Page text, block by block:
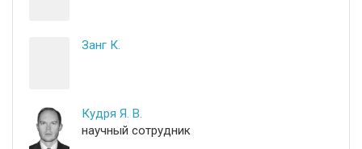
Занг К.
Кудря Я. В.
научный сотрудник